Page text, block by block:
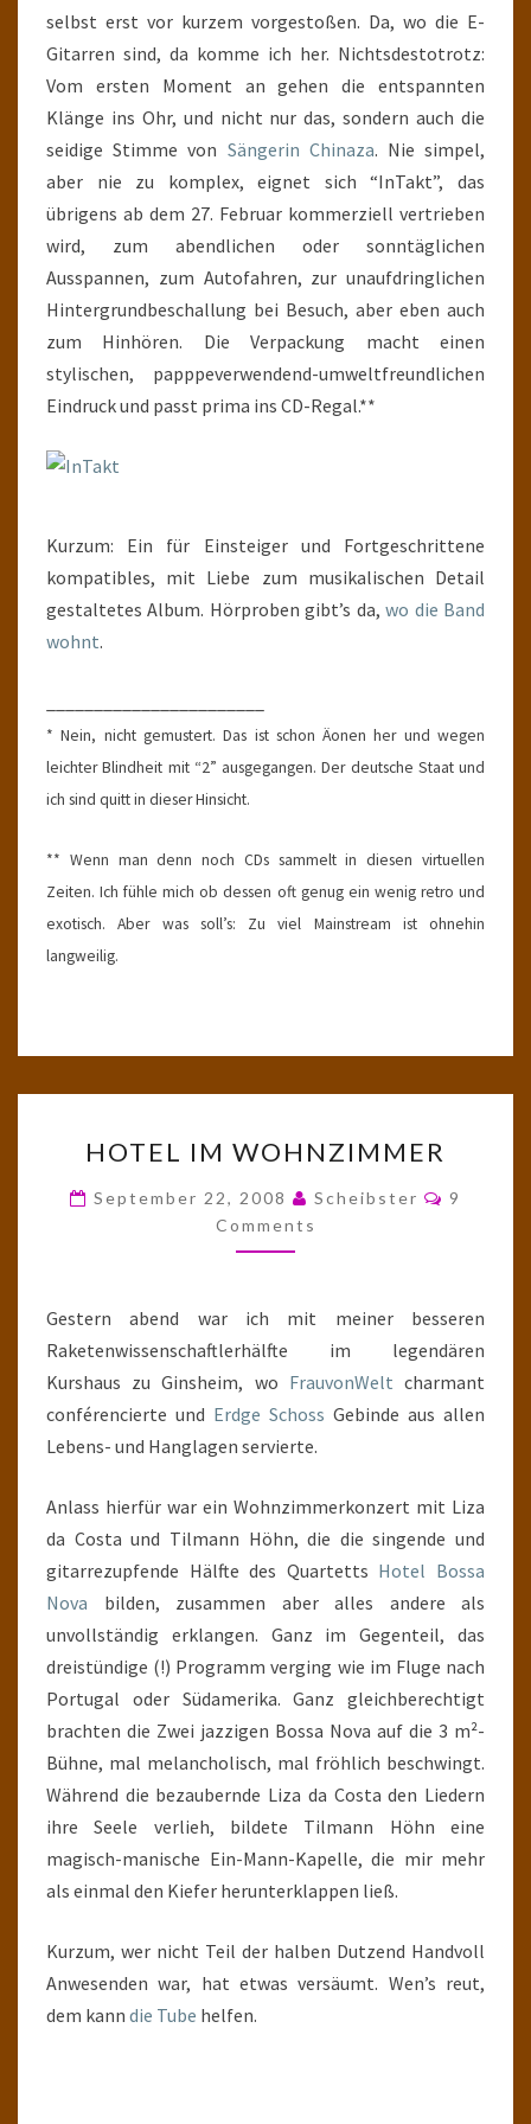
selbst erst vor kurzem vorgestoßen. Da, wo die E-
Gitarren sind, da komme ich her. Nichtsdestotrotz:
Vom ersten Moment an gehen die entspannten
Klänge ins Ohr, und nicht nur das, sondern auch die
seidige Stimme von Sängerin Chinaza. Nie simpel,
aber nie zu komplex, eignet sich “InTakt”, das
übrigens ab dem 27. Februar kommerziell vertrieben
wird, zum abendlichen oder sonntäglichen
Ausspannen, zum Autofahren, zur unaufdringlichen
Hintergrundbeschallung bei Besuch, aber eben auch
zum Hinhören. Die Verpackung macht einen
stylischen, papppeverwendend-umweltfreundlichen
Eindruck und passt prima ins CD-Regal.**
Kurzum: Ein für Einsteiger und Fortgeschrittene
kompatibles, mit Liebe zum musikalischen Detail
gestaltetes Album. Hörproben gibt’s da,wo die Band
wohnt.
* Nein, nicht gemustert. Das ist schon Äonen her und wegen
leichter Blindheit mit “2” ausgegangen. Der deutsche Staat und
ich sind quitt in dieser Hinsicht.
** Wenn man denn noch CDs sammelt in diesen virtuellen
Zeiten. Ich fühle mich ob dessen oft genug ein wenig retro und
exotisch. Aber was soll’s: Zu viel Mainstream ist ohnehin
langweilig.
IM
WOHNZIMMER
HOTEL IM WOHNZIMMER
September 22, 2008 Scheibster
9
Comments
Gestern abend war ich mit meiner besseren
Raketenwissenschaftlerhälfte im legendären
Kurshaus zu Ginsheim, wo FrauvonWelt charmant
conférencierte und Erdge Schoss Gebinde aus allen
Lebens- und Hanglagen servierte.
Anlass hierfür war ein Wohnzimmerkonzert mit Liza
da Costa und Tilmann Höhn, die die singende und
gitarrezupfende Hälfte des Quartetts Hotel Bossa
Nova bilden, zusammen aber alles andere als
unvollständig erklangen. Ganz im Gegenteil, das
dreistündige (!) Programm verging wie im Fluge nach
Portugal oder Südamerika. Ganz gleichberechtigt
brachten die Zwei jazzigen Bossa Nova auf die 3 m²-
Bühne, mal melancholisch, mal fröhlich beschwingt.
Während die bezaubernde Liza da Costa den Liedern
ihre Seele verlieh, bildete Tilmann Höhn eine
magisch-manische Ein-Mann-Kapelle, die mir mehr
als einmal den Kiefer herunterklappen ließ.
Kurzum, wer nicht Teil der halben Dutzend Handvoll
Anwesenden war, hat etwas versäumt. Wen’s reut,
dem kann die Tube helfen.